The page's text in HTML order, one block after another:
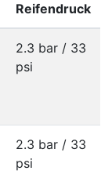
Reifendruck
2.3 bar / 33
psi
2.3 bar / 33
psi